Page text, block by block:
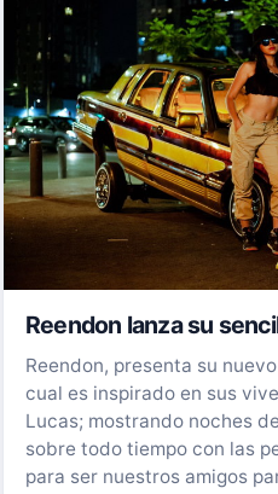
Reendon lanza su
Reendon, presenta su
cual es inspirado en sus
Lucas; mostrando noches
sobre todo tiempo con las
para ser nuestros amigos